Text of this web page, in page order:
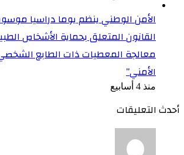
الأمن الوطني ينظم يوما دراسيا
القانون المتعلق بحماية الأشخاص
معالجة المعطيات ذات الطابع
الأمني”
منذ 4 أسابيع
أحدث التعليقات